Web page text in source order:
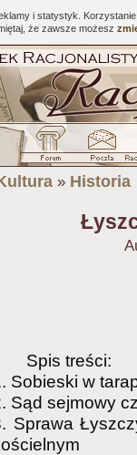
i statystyk.
że zawsze możesz
» Historia
Spis treści:
Sobieski w
Sąd sejmowy
Sprawa